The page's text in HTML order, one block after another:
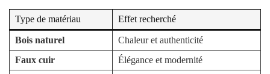
Type de matériau Effet recherché
Bois naturel
Chaleur et authenticité
Faux cuir
Élégance et modernité